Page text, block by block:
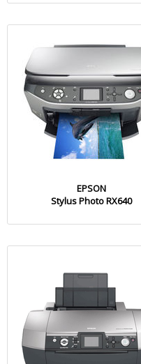
EPSON
Stylus Photo RX640